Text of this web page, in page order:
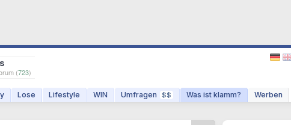
(723)
Lose Lifestyle WIN Umfragen $$ Was ist klamm? Werben